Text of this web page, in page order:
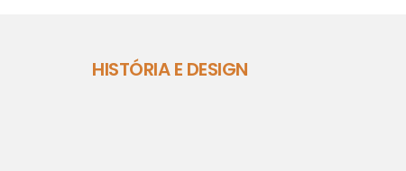
HISTÓRIA E DESIGN